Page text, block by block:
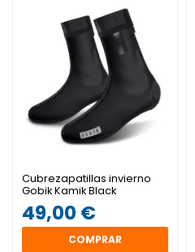
Cubrezapatillas invierno
Gobik Kamik Black
49,00 €
COMPRAR